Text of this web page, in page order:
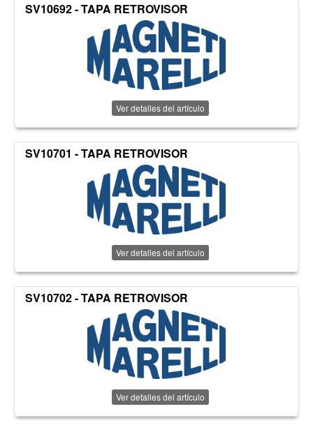
SV10692 - TAPA RETROVISOR
Ver detalles del artículo
SV10701 - TAPA RETROVISOR
Ver detalles del artículo
SV10702 - TAPA RETROVISOR
Ver detalles del artículo